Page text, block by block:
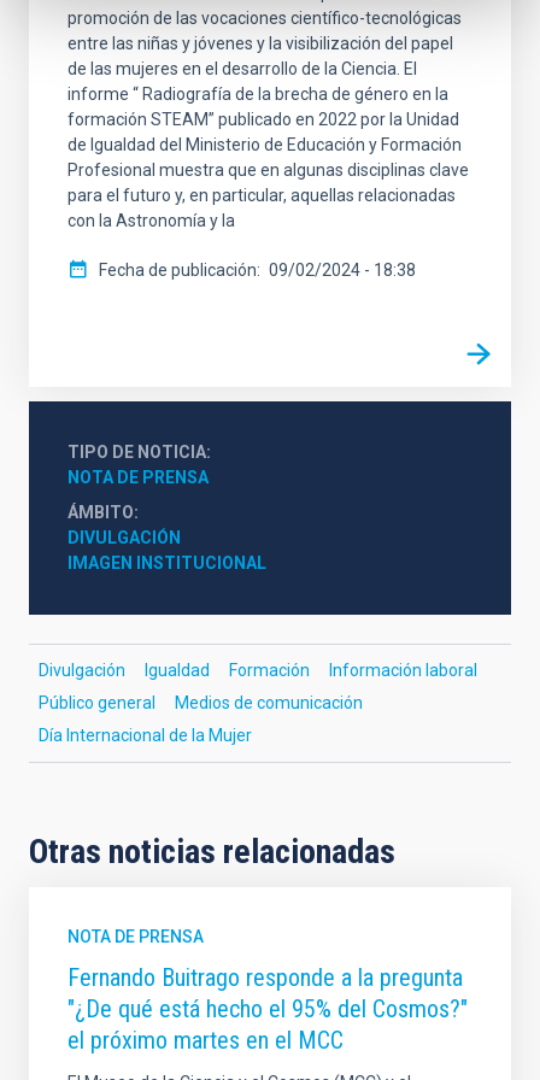
promoción de las vocaciones científico-tecnológicas
entre las niñas y jóvenes y la visibilización del papel
de las mujeres en el desarrollo de la Ciencia. El
informe “ Radiografía de la brecha de género en la
formación STEAM” publicado en 2022 por la Unidad
de Igualdad del Ministerio de Educación y Formación
Profesional muestra que en algunas disciplinas clave
para el futuro y, en particular, aquellas relacionadas
con la Astronomía y la
Fecha de publicación 09/02/2024 - 18:38
TIPO DE NOTICIA
NOTA DE PRENSA
ÁMBITO
DIVULGACIÓN
IMAGEN INSTITUCIONAL
Divulgación Igualdad Formación
Información laboral
Público general
Medios de comunicación
Día Internacional de la Mujer
Otras noticias relacionadas
NOTA DE PRENSA
Fernando Buitrago responde a la pregunta
"¿De qué está hecho el 95% del Cosmos?"
el próximo martes en el MCC